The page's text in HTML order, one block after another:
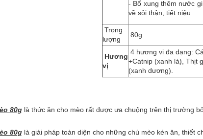
- Bổ xung thêm nước
về sỏi thận, tiết niệu
Trọng
lượng
80g
Hương
vị
4 hương vị đa dạng:
+Catnip (xanh lá), Thịt
(xanh dương).
80g là thức ăn cho mèo rất được ưa chuộng trên thị trường
80g là giải pháp toàn diện cho những chú mèo kén ăn, thiết